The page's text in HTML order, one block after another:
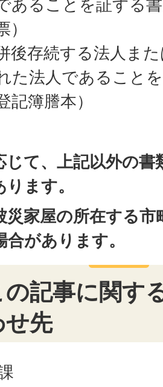
あることを証する
）
後存続する法人ま
た法人であること
記簿謄本）
じて、上記以外の書
ます。
災家屋の所在する
があります。
の記事に関す
せ先